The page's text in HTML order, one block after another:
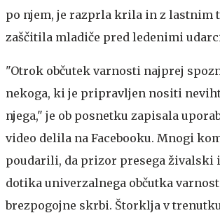
po njem, je razprla krila in z lastnim
zaščitila mladiče pred ledenimi
"Otrok občutek varnosti najprej
nekoga, ki je pripravljen nositi
njega," je ob posnetku zapisala
video delila na Facebooku. Mnogi
poudarili, da prizor presega živalski
dotika univerzalnega občutka
brezpogojne skrbi. Štorklja v